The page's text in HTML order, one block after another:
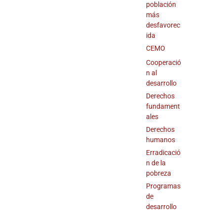
población
más
desfavorec
ida
CEMO
Cooperació
n al
desarrollo
Derechos
fundament
ales
Derechos
humanos
Erradicació
n de la
pobreza
Programas
de
desarrollo